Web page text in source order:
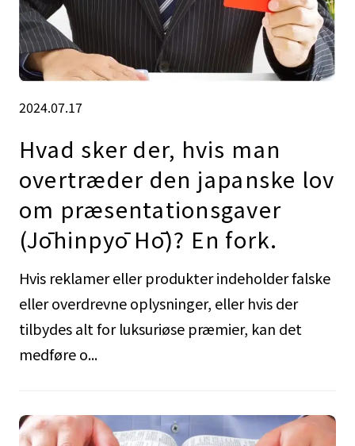
2024.07.17
Hvad sker der, hvis man
overtræder den japanske lov
om præsentationsgaver
(Jōhinpyō Hō)? En fork.
Hvis reklamer eller produkter indeholder falske
eller overdrevne oplysninger, eller hvis der
tilbydes alt for luksuriøse præmier, kan det
medføre o...